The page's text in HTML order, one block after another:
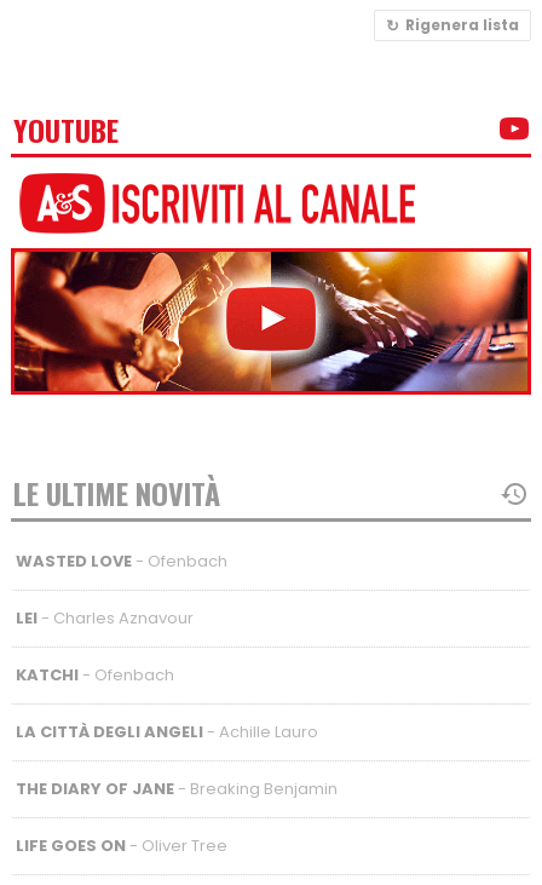
Rigenera lista
YOUTUBE
LE ULTIME NOVITÀ
WASTED LOVE- Ofenbach
LEI- Charles Aznavour
KATCHI- Ofenbach
LA CITTÀ DEGLI ANGELI- Achille Lauro
THE DIARY OF JANE- Breaking Benjamin
LIFE GOES ON- Oliver Tree